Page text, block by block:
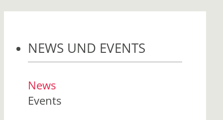
NEWS UND EVENTS
News
Events